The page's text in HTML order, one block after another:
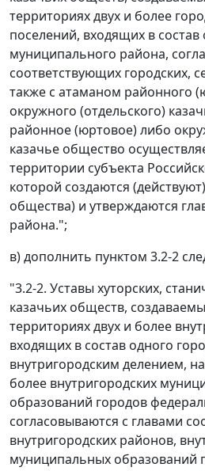
территориях двух и более
поселений, входящих в состав
муниципального района,
соответствующих городских,
также с атаманом районного
окружного (отдельского)
районное (юртовое) либо
казачье общество
территории субъекта
которой создаются
общества) и утверждаются
района.";
в) дополнить пунктом 3.2-2
"3.2-2. Уставы хуторских,
казачьих обществ,
территориях двух и более
входящих в состав одного
внутригородским делением,
более внутригородских
образований городов
согласовываются с главами
внутригородских районов,
муниципальных образований